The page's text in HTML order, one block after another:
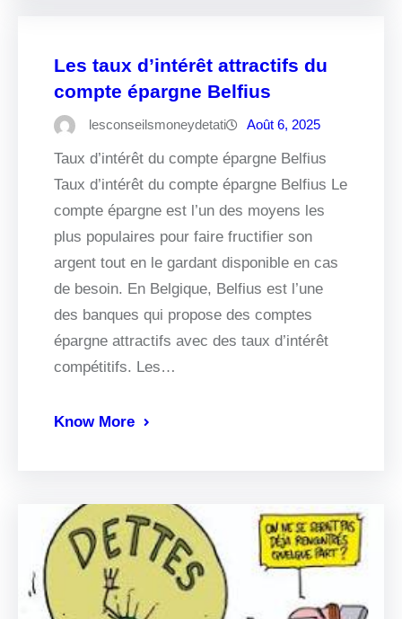
Les taux d’intérêt attractifs du
compte épargne Belfius
lesconseilsmoneydetati Août 6, 2025
Taux d’intérêt du compte épargne Belfius
Taux d’intérêt du compte épargne Belfius Le
compte épargne est l’un des moyens les
plus populaires pour faire fructifier son
argent tout en le gardant disponible en cas
de besoin. En Belgique, Belfius est l’une
des banques qui propose des comptes
épargne attractifs avec des taux d’intérêt
compétitifs. Les…
Know More